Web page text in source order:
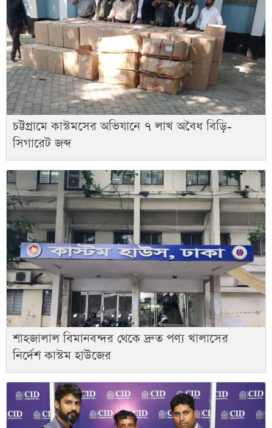
চট্টগ্রামে কাস্টমসের অভিযানে ৭ লাখ অবৈধ বিড়ি-
সিগারেট জব্দ
শাহজালাল বিমানবন্দর থেকে দ্রুত পণ্য খালাসের
নির্দেশ কাস্টম হাউজের